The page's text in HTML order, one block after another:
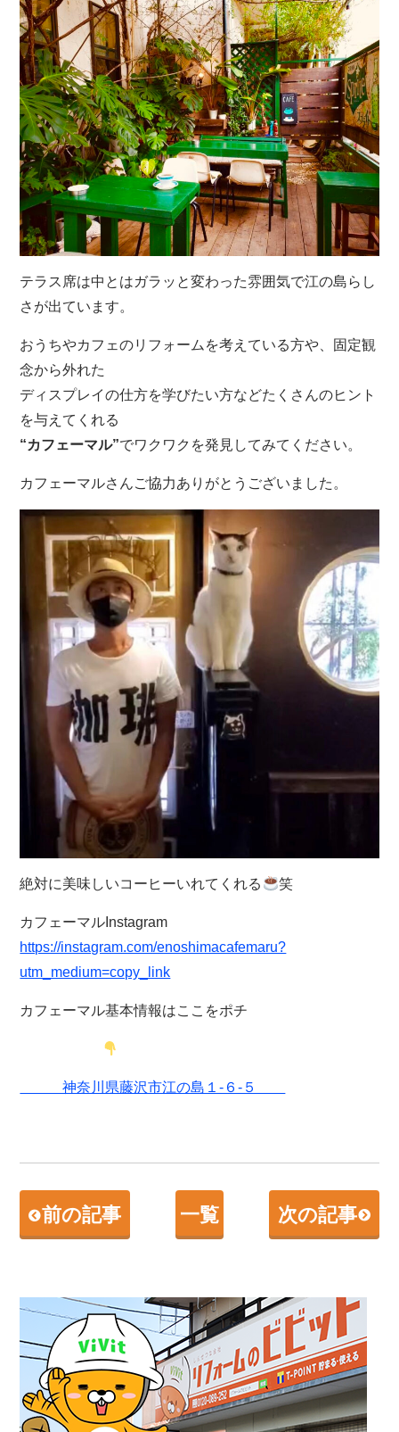
テラス席は中とはガラッと変わった雰囲気で江の島らし
さが出ています。
おうちやカフェのリフォームを考えている方や、固定観
念から外れた
ディスプレイの仕方を学びたい方などたくさんのヒント
を与えてくれる
“カフェーマル”でワクワクを発見してみてください。
カフェーマルさんご協力ありがとうございました。
絶対に美味しいコーヒーいれてくれる 笑
カフェーマルInstagram
https://instagram.com/enoshimacafemaru?
utm_medium=copy_link
カフェーマル基本情報はここをポチ
神奈川県藤沢市江の島１-６-５
前の記事 一覧 次の記事